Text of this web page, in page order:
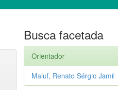
Busca facetada
Orientador
Maluf, Renato Sérgio Jamil